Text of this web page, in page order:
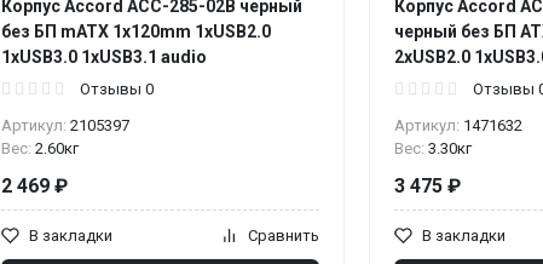
Корпус Accord ACC-285-02B черный
без БП mATX 1x120mm 1xUSB2.0
1xUSB3.0 1xUSB3.1 audio
Отзывы 0
Артикул: 2105397
Вес: 2.60кг
2 469 ₽
В закладки Сравнить
Корпус Accord
черный без БП
2xUSB2.0
Отзывы
Артикул: 1471632
Вес: 3.30кг
3 475 ₽
В закладки